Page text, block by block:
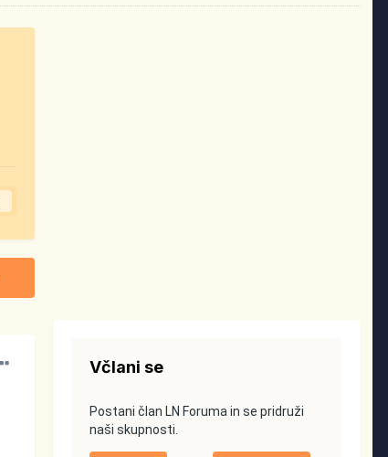
Včlani se
Postani član LN Foruma in se pridruži
naši skupnosti.